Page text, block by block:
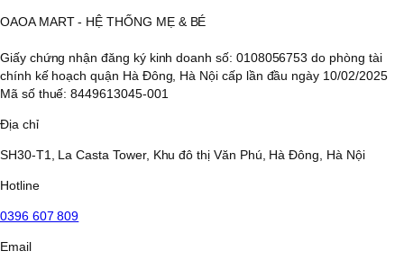
OAOA MART - HỆ THỐNG MẸ & BÉ
Giấy chứng nhận đăng ký kinh doanh số: 0108056753 do phòng tài
chính kế hoạch quận Hà Đông, Hà Nội cấp lần đầu ngày 10/02/2025
Mã số thuế: 8449613045-001
Địa chỉ
SH30-T1, La Casta Tower, Khu đô thị Văn Phú, Hà Đông, Hà Nội
Hotline
0396 607 809
Email